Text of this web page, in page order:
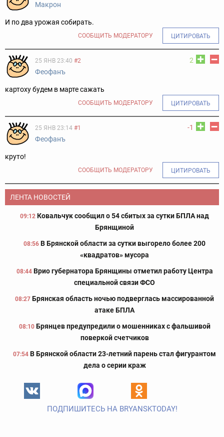
Макрон
И по два урожая собирать.
СООБЩИТЬ МОДЕРАТОРУ ЦИТИРОВАТЬ
2
25 ЯНВ 23:40 #2
Феофанъ
картоху будем в марте сажать
СООБЩИТЬ МОДЕРАТОРУ ЦИТИРОВАТЬ
-1
25 ЯНВ 23:14 #1
Феофанъ
круто!
СООБЩИТЬ МОДЕРАТОРУ ЦИТИРОВАТЬ
ЛЕНТА НОВОСТЕЙ
09:12 Ковальчук сообщил о 54 сбитых за сутки БПЛА над
Брянщиной
08:56 В Брянской области за сутки выгорело более 200
«квадратов» мусора
08:44 Врио губернатора Брянщины отметил работу Центра
специальной связи ФСО
08:27 Брянская область ночью подверглась массированной
атаке БПЛА
08:10 Брянцев предупредили о мошенниках с фальшивой
поверкой счетчиков
07:54 В Брянской области 23-летний парень стал фигурантом
дела о серии краж
ПОДПИШИТЕСЬ НА BRYANSKTODAY!